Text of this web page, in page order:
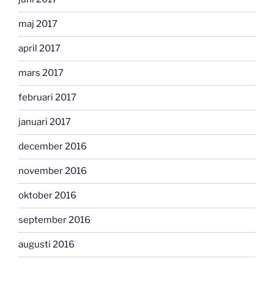
maj 2017
april 2017
mars 2017
februari 2017
januari 2017
december 2016
november 2016
oktober 2016
september 2016
augusti 2016